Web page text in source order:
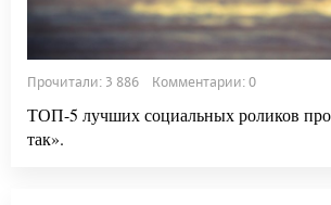
Прочитали: 3 886 Комментарии: 0
ТОП-5 лучших социальных роликов
так».